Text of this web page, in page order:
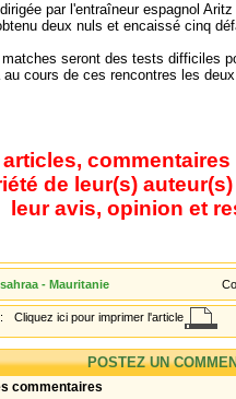
par l'entraîneur espagnol
deux nuls et encaissé cinq
matches seront des tests difficiles
au cours de ces rencontres les
articles,
de leur(s)
leur avis, opinion et
- Mauritanie
Cliquez ici pour imprimer l'article
POSTEZ UN
commentaires